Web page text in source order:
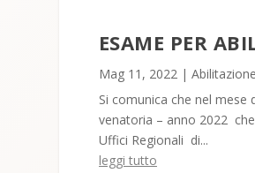
ESAME PER
Mag 11, 2022 |
Si comunica che nel mese
venatoria – anno 2022
Uffici Regionali di...
leggi tutto